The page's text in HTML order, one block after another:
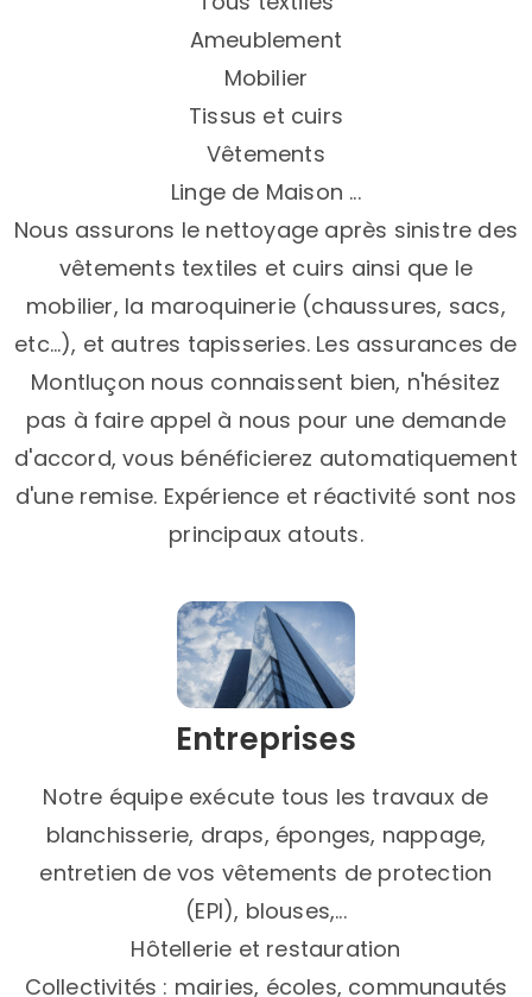
Ameublement
Mobilier
Tissus et cuirs
Vêtements
Linge de Maison ...​
Nous assurons le nettoyage après sinistre des
vêtements textiles et cuirs ainsi que le
mobilier, la maroquinerie (chaussures, sacs,
etc…), et autres tapisseries. Les assurances de
Montluçon nous connaissent bien, n'hésitez
pas à faire appel à nous pour une demande
d'accord, vous bénéficierez automatiquement
d'une remise. Expérience et réactivité sont nos
principaux atouts.
Entreprises​
Notre équipe exécute tous les travaux de
blanchisserie, draps, éponges, nappage,
entretien de vos vêtements de protection
(EPI), blouses,...​
Hôtellerie et restauration
Collectivités : mairies, écoles, communautés